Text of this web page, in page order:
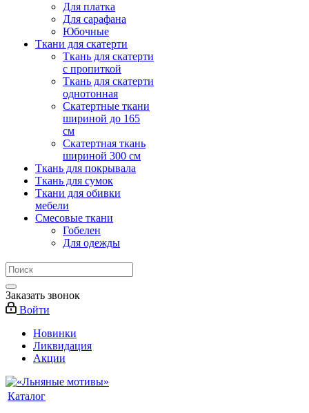
Для платка
Для сарафана
Юбочные
Ткани для скатерти
Ткань для скатерти
с пропиткой
Ткань для скатерти
однотонная
Скатертные ткани
шириной до 165
см
Скатертная ткань
шириной 300 см
Ткань для покрывала
Ткань для сумок
Ткани для обивки
мебели
Смесовые ткани
Гобелен
Для одежды
Заказать звонок
Войти
Новинки
Ликвидация
Акции
Каталог